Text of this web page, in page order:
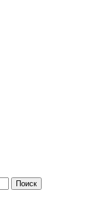
Поиск